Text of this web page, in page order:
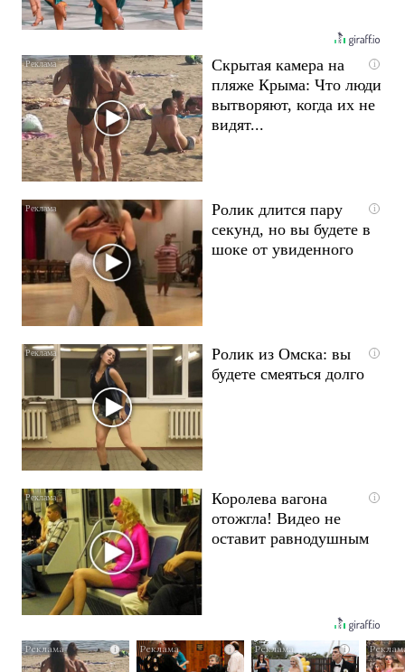
i
Скрытая камера на
пляже Крыма: Что люди
вытворяют, когда их не
видят...
i
Ролик длится пару
секунд, но вы будете в
шоке от увиденного
i
Ролик из Омска: вы
будете смеяться долго
i
Королева вагона
отожгла! Видео не
оставит равнодушным
i i i